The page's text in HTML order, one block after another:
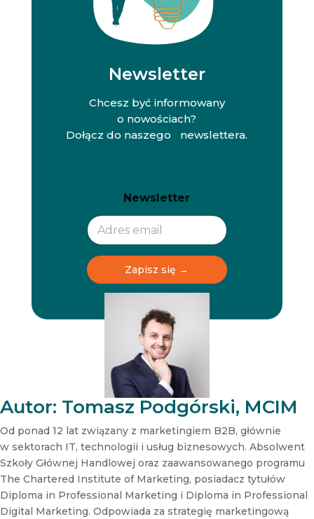
Newsletter
Chcesz być informowany
o nowościach?
Dołącz do naszego newslettera.
e
w
s
e
t
t
e
r
N
e
w
s
l
e
t
t
e
r
N
e
w
s
l
e
w
s
e
t
t
e
r
Newsletter
Zapisz się →
Autor: Tomasz Podgórski, MCIM
Od ponad 12 lat związany z marketingiem B2B, głównie
w sektorach IT, technologii i usług biznesowych. Absolwent
Szkoły Głównej Handlowej oraz zaawansowanego programu
The Chartered Institute of Marketing, posiadacz tytułów
Diploma in Professional Marketing i Diploma in Professional
Digital Marketing. Odpowiada za strategię marketingową